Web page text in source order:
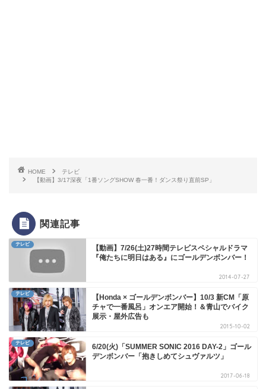
HOME
テレビ
【動画】3/17深夜「1番ソングSHOW 春一番！ダンス祭り直前SP」
関連記事
テレビ
【動画】7/26(土)27時間テレビスペシャルドラマ
『俺たちに明日はある』にゴールデンボンバー！
2014-07-27
テレビ
【Honda × ゴールデンボンバー】10/3 新CM「原
チャで一番風呂」オンエア開始！＆青山でバイク
展示・屋外広告も
2015-10-02
テレビ
6/20(火)「SUMMER SONIC 2016 DAY-2」ゴール
デンボンバー「抱きしめてシュヴァルツ」
2017-06-18